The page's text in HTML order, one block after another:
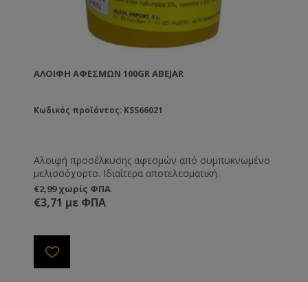
ΑΛΟΙΦΉ ΑΦΕΣΜΏΝ 100GR ABEJAR
Κωδικός προϊόντος: KSS66021
Αλοιφή προσέλκυσης αφεσμών από συμπυκνωμένο
μελισσόχορτο. Ιδιαίτερα αποτελεσματική.
€2,99 χωρίς ΦΠΑ
€3,71 με ΦΠΑ